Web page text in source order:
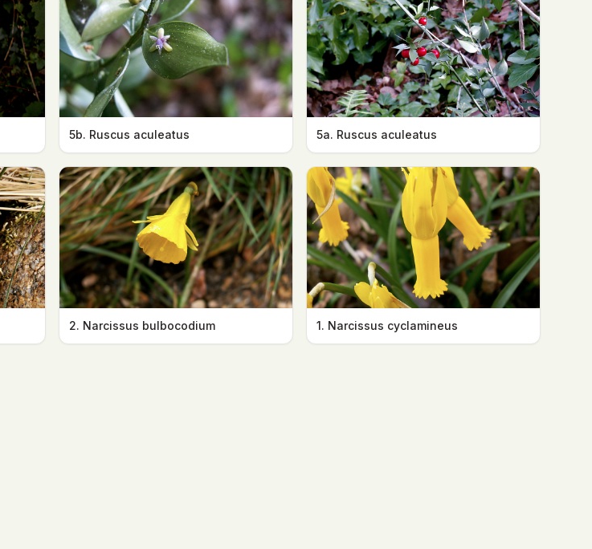
5b. Ruscus aculeatus 5a. Ruscus aculeatus
2. Narcissus bulbocodium 1. Narcissus cyclamineus